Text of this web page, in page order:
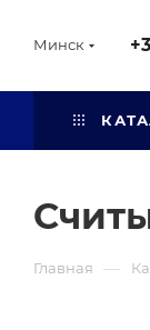
Минск
Главная —